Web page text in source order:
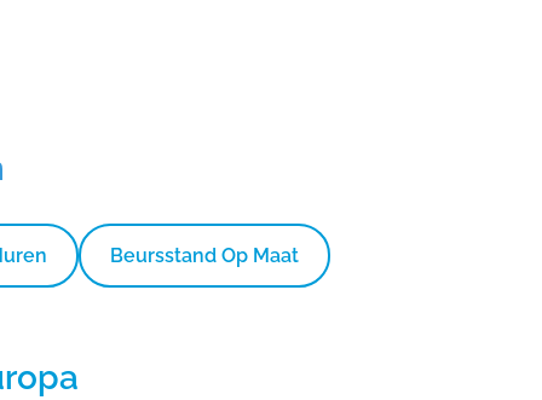
Beursstand Op Maat